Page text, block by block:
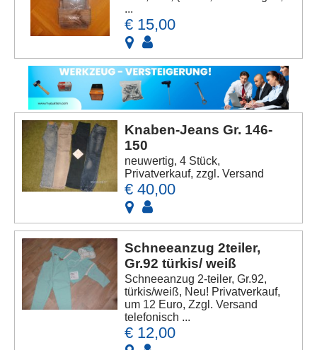
...
€ 15,00
Knaben-Jeans Gr. 146-
150
neuwertig, 4 Stück,
Privatverkauf, zzgl. Versand
€ 40,00
Schneeanzug 2teiler,
Gr.92 türkis/ weiß
Schneeanzug 2-teiler, Gr.92,
türkis/weiß, Neu! Privatverkauf,
um 12 Euro, Zzgl. Versand
telefonisch ...
€ 12,00